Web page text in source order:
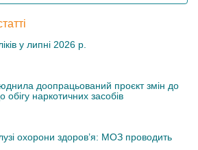
у липні 2026 р.
доопрацьований проєкт змін до
наркотичних засобів
охорони здоров’я: МОЗ проводить